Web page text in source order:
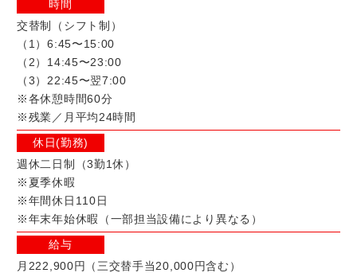
時間
交替制（シフト制）
（1）6:45〜15:00
（2）14:45〜23:00
（3）22:45〜翌7:00
※各休憩時間60分
※残業／月平均24時間
休日(勤務)
週休二日制（3勤1休）
※夏季休暇
※年間休日110日
※年末年始休暇（一部担当設備により異なる）
給与
月222,900円（三交替手当20,000円含む）